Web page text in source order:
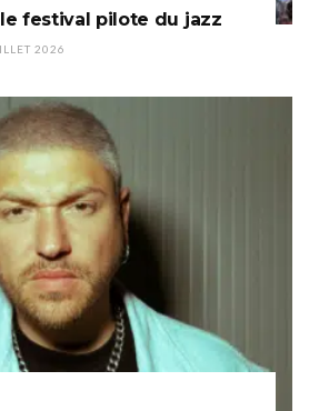
festival pilote du jazz
2026